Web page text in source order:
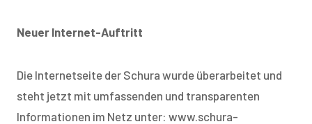
Neuer Internet-Auftritt
Die Internetseite der Schura wurde überarbeitet und
steht jetzt mit umfassenden und transparenten
Informationen im Netz unter: www.schura-